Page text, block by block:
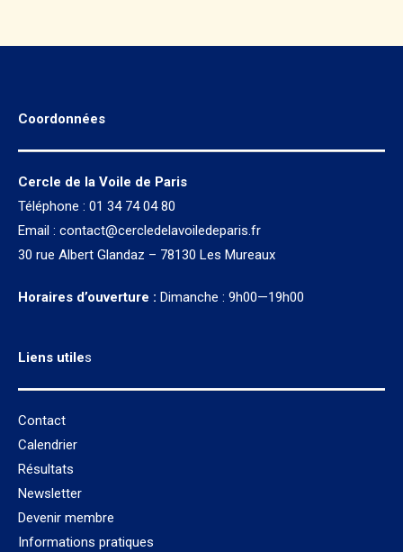
Coordonnées
Cercle de la Voile de Paris
Téléphone : 01 34 74 04 80
Email : contact@cercledelavoiledeparis.fr
30 rue Albert Glandaz – 78130 Les Mureaux
Horaires d’ouverture : Dimanche : 9h00—19h00
Liens utiles
Contact
Calendrier
Résultats
Newsletter
Devenir membre
Informations pratiques